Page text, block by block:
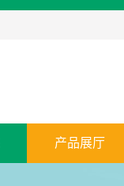
产品展厅